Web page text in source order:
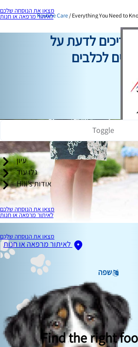
מצאו את הנוסחה שלכם
לאיתור מרפאה או חנות
Toggle
עיון
גלו עוד
אודות Hill's
מצאו את הנוסחה שלכם
לאיתור מרפאה או חנות
מצאו את הנוסחה שלכם
לאיתור מרפאה או חנות
שפה
Find the right
Routine Care Everything You Need to
לדעת על
לכלבים